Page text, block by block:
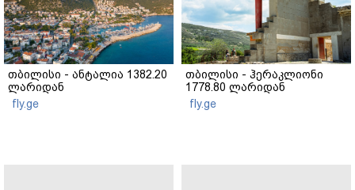
თბილისი - ანტალია 1382.20
ლარიდან
fly.ge
თბილისი - ჰერაკლიონი
1778.80 ლარიდან
fly.ge